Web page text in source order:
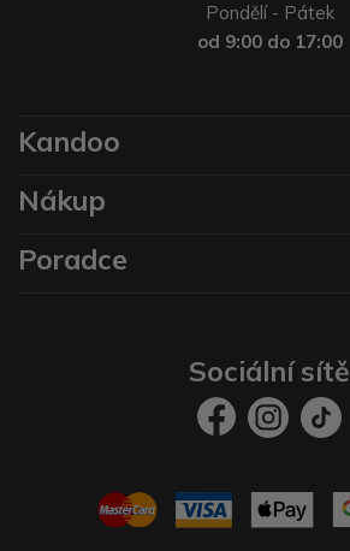
Pondělí - Pátek
od 9:00 do 17:00
Kandoo
Nákup
Poradce
Sociální sítě